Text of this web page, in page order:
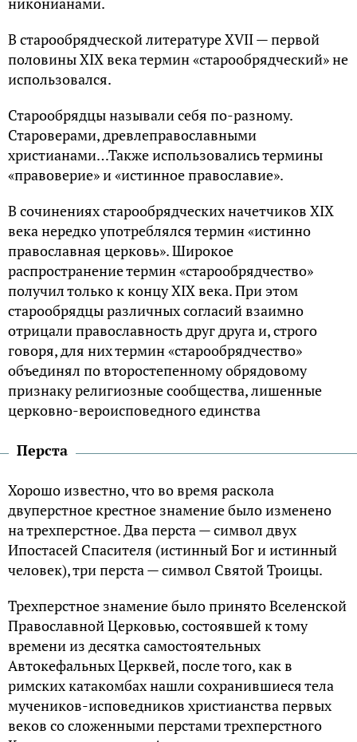
В старообрядческой литературе XVII — первой
половины XIX века термин «старообрядческий» не
использовался.
Старообрядцы называли себя по-разному.
Староверами, древлеправославными
христианами…Также использовались термины
«правоверие» и «истинное православие».
В сочинениях старообрядческих начетчиков XIX
века нередко употреблялся термин «истинно
православная церковь». Широкое
распространение термин «старообрядчество»
получил только к концу XIX века. При этом
старообрядцы различных согласий взаимно
отрицали православность друг друга и, строго
говоря, для них термин «старообрядчество»
объединял по второстепенному обрядовому
признаку религиозные сообщества, лишенные
церковно-вероисповедного единства
Перста
Хорошо известно, что во время раскола
двуперстное крестное знамение было изменено
на трехперстное. Два перста — символ двух
Ипостасей Спасителя (истинный Бог и истинный
человек), три перста — символ Святой Троицы.
Трехперстное знамение было принято Вселенской
Православной Церковью, состоявшей к тому
времени из десятка самостоятельных
Автокефальных Церквей, после того, как в
римских катакомбах нашли сохранившиеся тела
мучеников-исповедников христианства первых
веков со сложенными перстами трехперстного